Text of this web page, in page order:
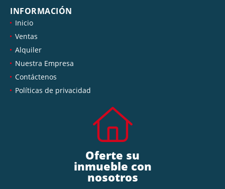
INFORMACIÓN
Inicio
Ventas
Alquiler
Nuestra Empresa
Contáctenos
Políticas de privacidad
Oferte su
inmueble con
nosotros